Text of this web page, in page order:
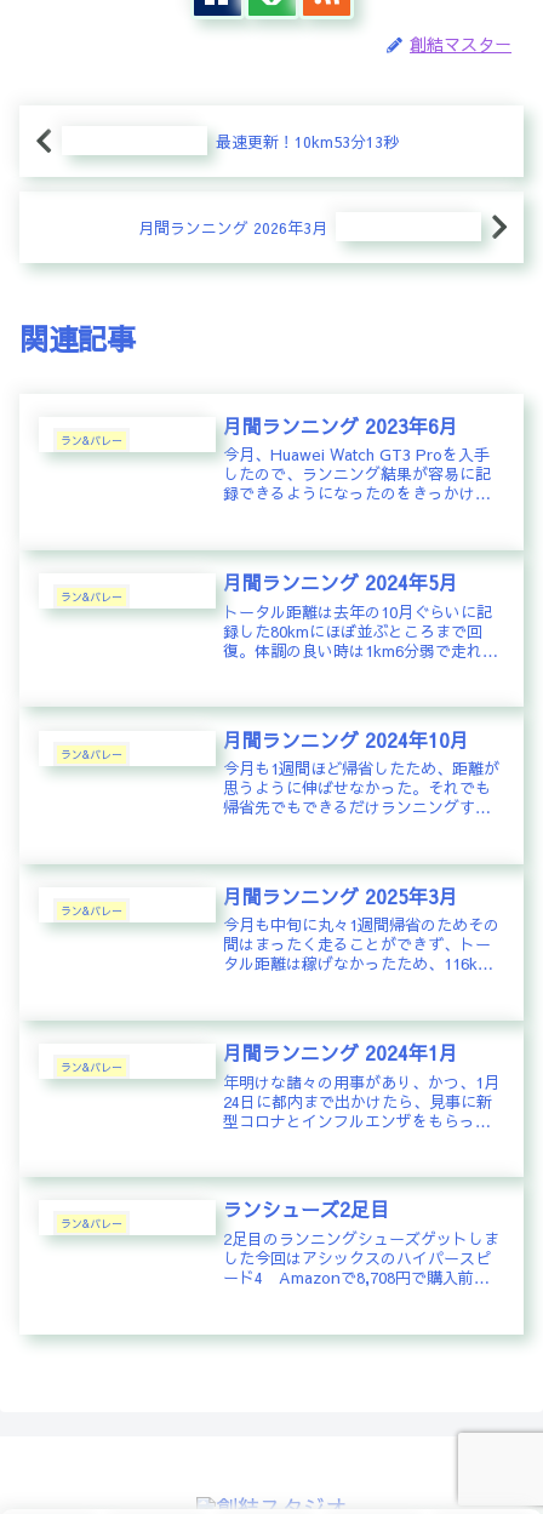
創結マスター
最速更新！10km53分13秒
月間ランニング 2026年3月
関連記事
ラン&バレー
月間ランニング 2023年6月
今月、Huawei Watch GT3 Proを入手
したので、ランニング結果が容易に記
録できるようになったのをきっかけ
回しかランを記録できなかった。それ
でもトータル40...
ラン&バレー
月間ランニング 2024年5月
トータル距離は去年の10月ぐらいに記
録した80kmにほぼ並ぶところまで回
復。体調の良い時は1km6分弱で走れる
ラン&バレー
月間ランニング 2024年10月
今月も1週間ほど帰省したため、距離が
思うように伸ばせなかった。それでも
帰省先でもできるだけランニングする
なると、常時1km6分で走るのが、それ
ほど苦ではなくなる。V...
ラン&バレー
月間ランニング 2025年3月
今月も中旬に丸々1週間帰省のためその
間はまったく走ることができず、トー
タル距離は稼げなかったため、116km
唯一、VO2Maxが41を維持できたのは
ラッキーだった。3月30...
ラン&バレー
月間ランニング 2024年1月
年明けな諸々の用事があり、かつ、1月
24日に都内まで出かけたら、見事に新
型コロナとインフルエンザをもらって
ため、ほとんど走れることができませ
んでした。早く回復して、また普...
ラン&バレー
ランシューズ2足目
2足目のランニングシューズゲットしま
した今回はアシックスのハイパースピ
ード4 Amazonで8,708円で購入前の
と思い、交互に履くようにしようか